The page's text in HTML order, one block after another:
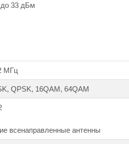
33 дБм
МГц
QPSK, 16QAM, 64QAM
всенаправленные антенны